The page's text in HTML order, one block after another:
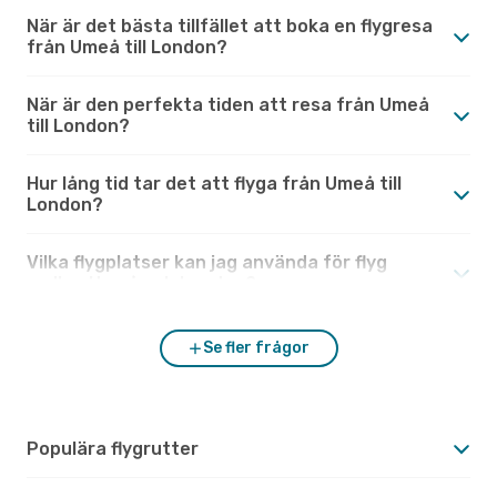
När är det bästa tillfället att boka en flygresa
från Umeå till London?
När är den perfekta tiden att resa från Umeå
till London?
Hur lång tid tar det att flyga från Umeå till
London?
Vilka flygplatser kan jag använda för flyg
Se fler frågor
Populära flygrutter